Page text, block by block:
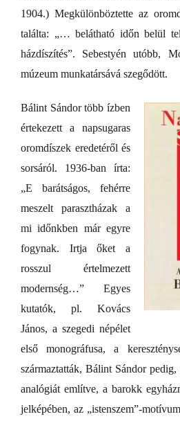
1904.) Megkülönböztette az
találta: „… belátható időn belül
házdíszítés”. Sebestyén utóbb,
múzeum munkatársává szegődött.
Bálint Sándor több ízben
értekezett a napsugaras
oromdíszek eredetéről és
sorsáról. 1936-ban írta:
„E barátságos, fehérre
meszelt parasztházak a
mi időnkben már egyre
fogynak. Irtja őket a
rosszul értelmezett
modernség…” Egyes
kutatók, pl. Kovács
János, a szegedi népélet
első monográfusa, a
származtatták, Bálint Sándor
analógiát említve, a barokk
jelképében, az „istenszem”-